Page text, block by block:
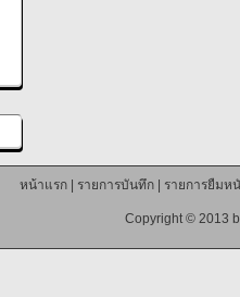
หน้าแรก| รายการบันทึก| รายการยืมห
Copyright © 2013